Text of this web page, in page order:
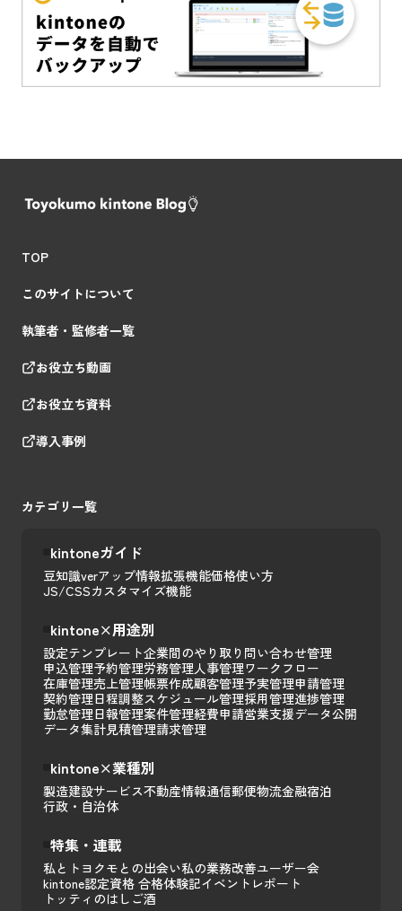
TOP
このサイトについて
執筆者・監修者一覧
お役立ち動画
お役立ち資料
導入事例
カテゴリ一覧
kintoneガイド
豆知識verアップ情報拡張機能価格使い方
JS/CSSカスタマイズ機能
kintone×用途別
設定テンプレート企業間のやり取り 問い合わせ管理
申込管理予約管理労務管理人事管理ワークフロー
在庫管理売上管理帳票作成顧客管理予実管理申請管理
契約管理日程調整スケジュール管理採用管理進捗管理
勤怠管理日報管理案件管理経費申請営業支援データ公開
データ集計見積管理請求管理
kintone×業種別
製造建設サービス不動産情報通信郵便物流金融宿泊
行政・自治体
特集・連載
私とトヨクモとの出会い私の業務改善ユーザー会
kintone認定資格 合格体験記イベントレポート
トッティのはしご酒